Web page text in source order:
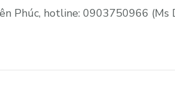
Q1,
bao
Phúc, hotline: 0903750966